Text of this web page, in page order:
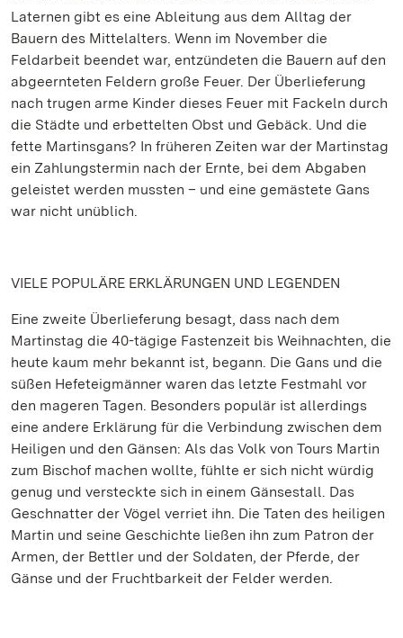
Laternen gibt es eine Ableitung aus dem Alltag der
Bauern des Mittelalters. Wenn im November die
Feldarbeit beendet war, entzündeten die Bauern auf den
abgeernteten Feldern große Feuer. Der Überlieferung
nach trugen arme Kinder dieses Feuer mit Fackeln durch
die Städte und erbettelten Obst und Gebäck. Und die
fette Martinsgans? In früheren Zeiten war der Martinstag
ein Zahlungstermin nach der Ernte, bei dem Abgaben
geleistet werden mussten – und eine gemästete Gans
war nicht unüblich.
VIELE POPULÄRE ERKLÄRUNGEN UND LEGENDEN
Eine zweite Überlieferung besagt, dass nach dem
Martinstag die 40-tägige Fastenzeit bis Weihnachten, die
heute kaum mehr bekannt ist, begann. Die Gans und die
süßen Hefeteigmänner waren das letzte Festmahl vor
den mageren Tagen. Besonders populär ist allerdings
eine andere Erklärung für die Verbindung zwischen dem
Heiligen und den Gänsen: Als das Volk von Tours Martin
zum Bischof machen wollte, fühlte er sich nicht würdig
genug und versteckte sich in einem Gänsestall. Das
Geschnatter der Vögel verriet ihn. Die Taten des heiligen
Martin und seine Geschichte ließen ihn zum Patron der
Armen, der Bettler und der Soldaten, der Pferde, der
Gänse und der Fruchtbarkeit der Felder werden.